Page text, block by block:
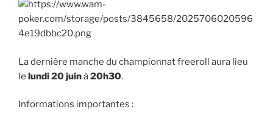
La dernière manche du championnat freeroll aura lieu
le lundi 20 juinà20h30.
Informations importantes :